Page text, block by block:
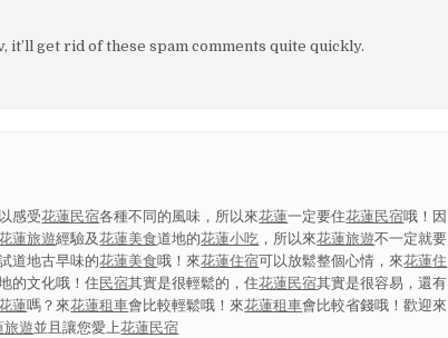
get rid of these spam comments quite quickly.
感受花蓮民宿各種不同的風味，所以來花蓮一定要住花蓮民宿哦！因
蓮旅遊經驗及花蓮美食道地的花蓮小吃 ，所以來花蓮旅遊不一定就要
道地古早味的花蓮美食哦！來花蓮住宿可以放鬆整個心情，來花蓮住
的文化哦！住 民宿其實是很輕鬆的，住花蓮民宿其實是很容易，還有
蓮嗎？來花蓮租車會比較輕鬆哦！來花蓮租車會比較省錢哦！歡迎來
旅遊並且讓您愛上花蓮民宿